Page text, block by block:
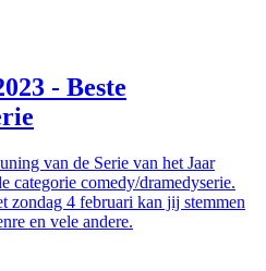
- Beste
van de Serie van het Jaar
categorie comedy/dramedyserie.
zondag 4 februari kan jij stemmen
en vele andere.